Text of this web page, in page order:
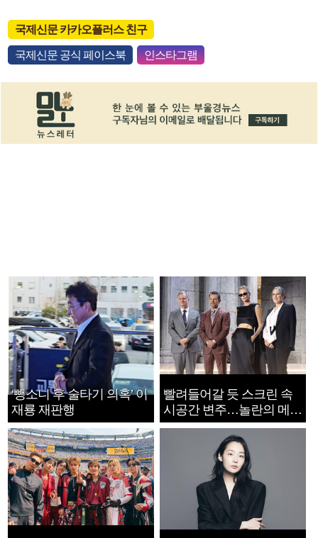
국제신문 카카오플러스 친구
국제신문 공식 페이스북 인스타그램
‘뺑소니 후 술타기 의혹’ 이
재룡 재판행
빨려들어갈 듯 스크린 속
시공간 변주…놀란의 메시
지는 ‘전쟁 속죄’